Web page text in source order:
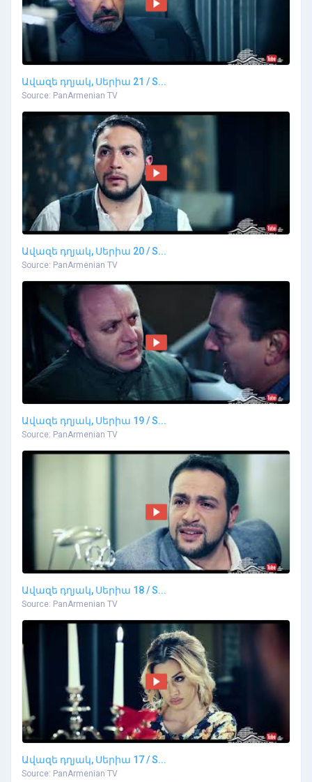
Ավազե դղյակ, Սերիա 21 / S...
Source: PanArmenian TV
Ավազե դղյակ, Սերիա 20 / S...
Source: PanArmenian TV
Ավազե դղյակ, Սերիա 19 / S...
Source: PanArmenian TV
Ավազե դղյակ, Սերիա 18 / S...
Source: PanArmenian TV
Ավազե դղյակ, Սերիա 17 / S...
Source: PanArmenian TV